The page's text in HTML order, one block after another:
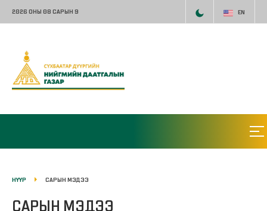
2026 ОНЫ 08 САРЫН 9 EN
НҮҮР САРЫН МЭДЭЭ
САРЫН МЭДЭЭ